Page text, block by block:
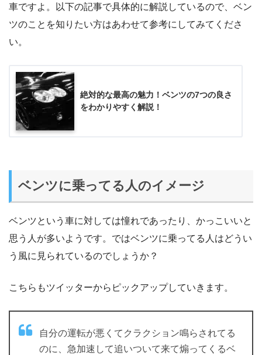
車ですよ。以下の記事で具体的に解説しているので、ベン
ツのことを知りたい方はあわせて参考にしてみてくださ
い。
絶対的な最高の魅力！ベンツの7つの良さ
をわかりやすく解説！
ベンツに乗ってる人のイメージ
ベンツという車に対しては憧れであったり、かっこいいと
思う人が多いようです。ではベンツに乗ってる人はどうい
う風に見られているのでしょうか？
こちらもツイッターからピックアップしていきます。
自分の運転が悪くてクラクション鳴らされてる
のに、急加速して追いついて来て煽ってくるベ